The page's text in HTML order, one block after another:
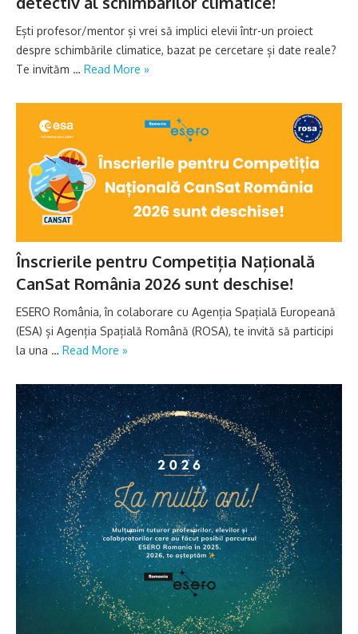
Ești profesor/mentor și vrei să implici elevii într-un proiect
despre schimbările climatice, bazat pe cercetare și date reale?
Te invităm … Read More »
Înscrierile pentru Competiția Națională
CanSat România 2026 sunt deschise!
ESERO România, în colaborare cu Agenția Spațială Europeană
(ESA) și Agenția Spațială Română (ROSA), te invită să participi
la una … Read More »